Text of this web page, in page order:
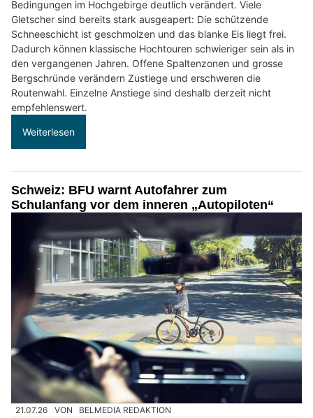
Bedingungen im Hochgebirge deutlich verändert. Viele
Gletscher sind bereits stark ausgeapert: Die schützende
Schneeschicht ist geschmolzen und das blanke Eis liegt frei.
Dadurch können klassische Hochtouren schwieriger sein als in
den vergangenen Jahren. Offene Spaltenzonen und grosse
Bergschründe verändern Zustiege und erschweren die
Routenwahl. Einzelne Anstiege sind deshalb derzeit nicht
empfehlenswert.
Weiterlesen
Schweiz: BFU warnt Autofahrer zum
Schulanfang vor dem inneren „Autopiloten“
21.07.26 VON BELMEDIA REDAKTION